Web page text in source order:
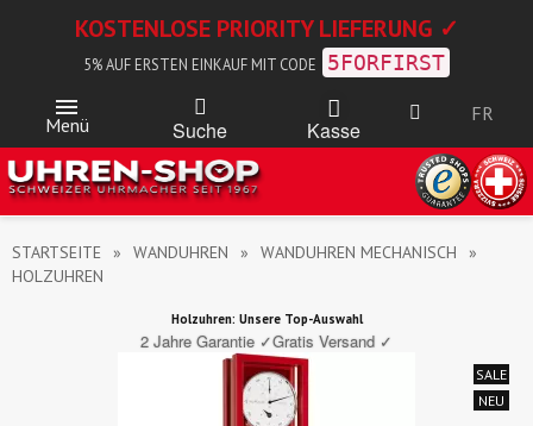
KOSTENLOSE PRIORITY LIEFERUNG ✓
5% AUF ERSTEN EINKAUF MIT CODE 5FORFIRST
Menü Suche Kasse
FR
STARTSEITE WANDUHREN
WANDUHREN MECHANISCH
HOLZUHREN
Holzuhren: Unsere Top-Auswahl
2 Jahre Garantie ✓Gratis Versand ✓
SALE
NEU